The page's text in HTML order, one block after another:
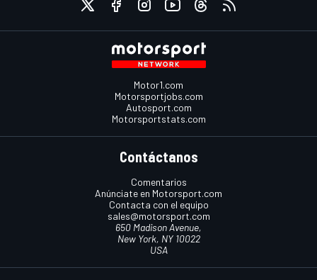
Motor1.com
Motorsportjobs.com
Autosport.com
Motorsportstats.com
Contáctanos
Comentarios
Anúnciate en Motorsport.com
Contacta con el equipo
sales@motorsport.com
650 Madison Avenue,
New York, NY 10022
USA